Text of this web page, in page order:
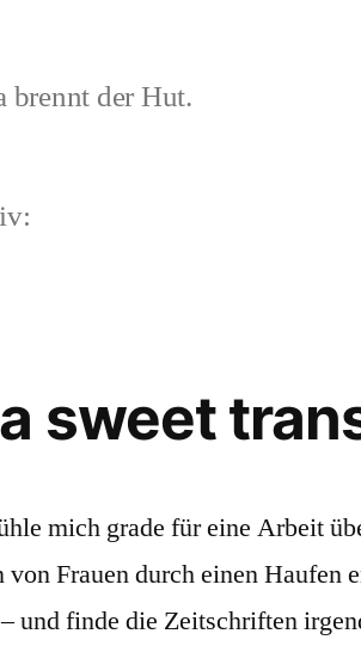
brennt der Hut.
a sweet
mich grade für eine Arbeit
Frauen durch einen Haufen
und finde die Zeitschriften